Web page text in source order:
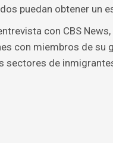
puedan obtener un
con CBS
con miembros de su
sectores de